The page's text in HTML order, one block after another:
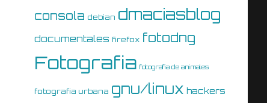
consola debian dmaciasblog
documentales firefox fotodng
Fotografia fotografia de animales
fotografia urbana gnu/linux hackers